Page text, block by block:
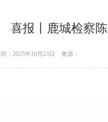
喜报丨鹿城检察
：2025年10月23日 来源：